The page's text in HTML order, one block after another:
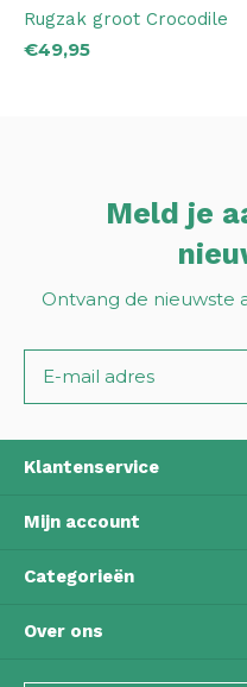
Rugzak groot Crocodile
€49,95
Meld je
Ontvang de nieuwste
Klantenservice
Mijn account
Categorieën
Over ons